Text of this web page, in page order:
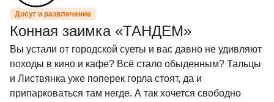
Досуг и развлечение
Конная заимка «ТАНДЕМ»
Вы устали от городской суеты и вас давно не удивляют
походы в кино и кафе? Всё стало обыденным? Тальцы
и Листвянка уже поперек горла стоят, да и
припарковаться там негде. А так хочется свободно